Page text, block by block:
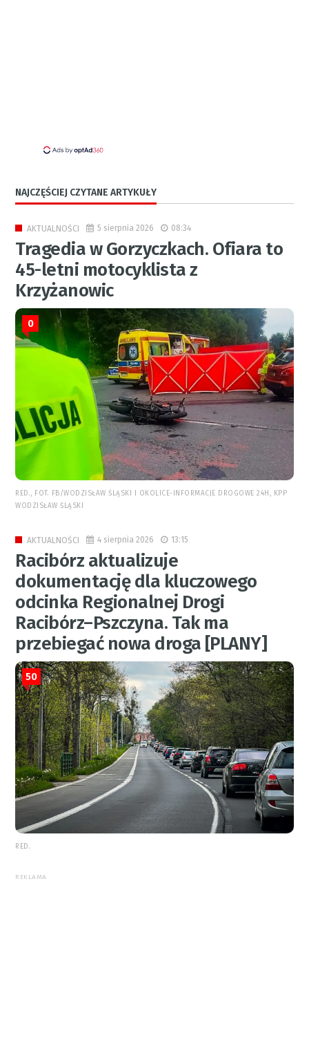
NAJCZĘŚCIEJ CZYTANE ARTYKUŁY
AKTUALNOŚCI 5 sierpnia 2026 08:34
Tragedia w Gorzyczkach. Ofiara to
45-letni motocyklista z
Krzyżanowic
0
RED., FOT. FB/WODZISŁAW ŚLĄSKI I OKOLICE-INFORMACJE DROGOWE 24H, KPP
WODZISŁAW ŚLĄSKI
AKTUALNOŚCI 4 sierpnia 2026 13:15
Racibórz aktualizuje
dokumentację dla kluczowego
odcinka Regionalnej Drogi
Racibórz–Pszczyna. Tak ma
przebiegać nowa droga [PLANY]
50
RED.
REKLAMA